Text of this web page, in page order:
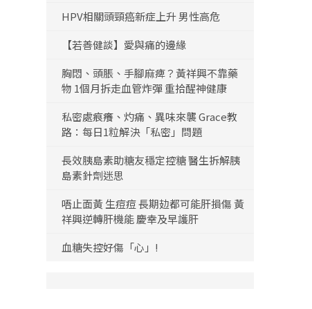
HPV相關頭頸癌新症上升 男性高危
【若善健談】愛與痛的邊緣
胸悶、頭脹、手腳麻痺？黃祥興不靠藥
物 1個月拆走血管炸彈 重拾醒神健康
私密處痕癢、灼痛、異味來襲 Grace教
路：每日1粒解決「私密」問題
長效胰島素助糖友穩定控糖 醫生拆解胰
島素針劑迷思
唔止面黃 生痘痘 長期攰都可能肝損傷 黃
祥興逆轉肝機能 慶幸及早護肝
血糖失控好傷「心」!